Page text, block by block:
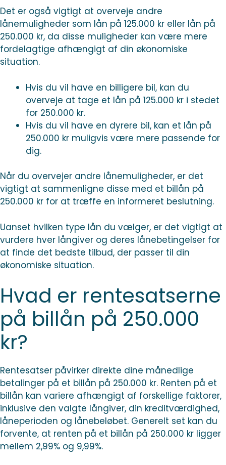
Det er også vigtigt at overveje andre
lånemuligheder som lån på 125.000 kr eller lån på
250.000 kr, da disse muligheder kan være mere
fordelagtige afhængigt af din økonomiske
situation.
Hvis du vil have en billigere bil, kan du
overveje at tage et lån på 125.000 kr i stedet
for 250.000 kr.
Hvis du vil have en dyrere bil, kan et lån på
250.000 kr muligvis være mere passende for
dig.
Når du overvejer andre lånemuligheder, er det
vigtigt at sammenligne disse med et billån på
250.000 kr for at træffe en informeret beslutning.
Uanset hvilken type lån du vælger, er det vigtigt at
vurdere hver långiver og deres lånebetingelser for
at finde det bedste tilbud, der passer til din
økonomiske situation.
Hvad er rentesatserne
på billån på 250.000
kr?
Rentesatser påvirker direkte dine månedlige
betalinger på et billån på 250.000 kr. Renten på et
billån kan variere afhængigt af forskellige faktorer,
inklusive den valgte långiver, din kreditværdighed,
låneperioden og lånebeløbet. Generelt set kan du
forvente, at renten på et billån på 250.000 kr ligger
mellem 2,99% og 9,99%.